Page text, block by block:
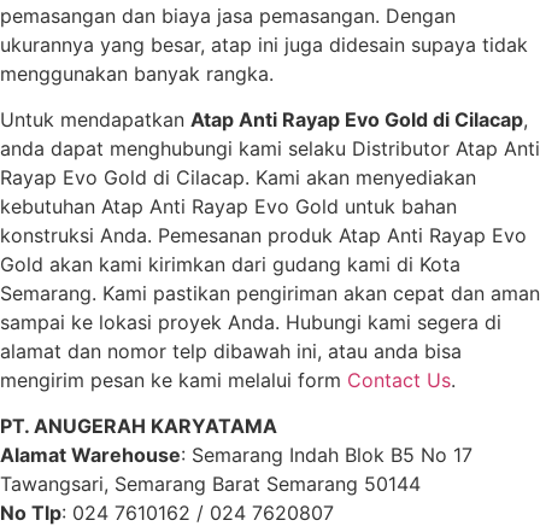
pemasangan dan biaya jasa pemasangan. Dengan
ukurannya yang besar, atap ini juga didesain supaya tidak
menggunakan banyak rangka.
Untuk mendapatkan Atap Anti Rayap Evo Gold di Cilacap,
anda dapat menghubungi kami selaku Distributor Atap Anti
Rayap Evo Gold di Cilacap. Kami akan menyediakan
kebutuhan Atap Anti Rayap Evo Gold untuk bahan
konstruksi Anda. Pemesanan produk Atap Anti Rayap Evo
Gold akan kami kirimkan dari gudang kami di Kota
Semarang. Kami pastikan pengiriman akan cepat dan aman
sampai ke lokasi proyek Anda. Hubungi kami segera di
alamat dan nomor telp dibawah ini, atau anda bisa
mengirim pesan ke kami melalui form Contact Us.
PT. ANUGERAH KARYATAMA
Alamat Warehouse: Semarang Indah Blok B5 No 17
Tawangsari, Semarang Barat Semarang 50144
No Tlp: 024 7610162 / 024 7620807